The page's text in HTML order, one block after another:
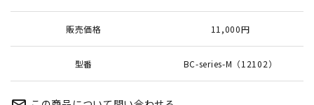
販売価格 11,000円
型番 BC-series-M（12102）